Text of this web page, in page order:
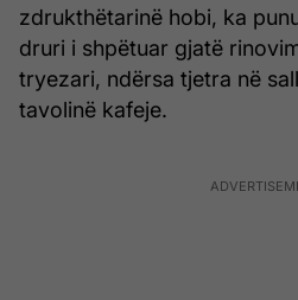
zdrukthëtarinë hobi, ka
druri i shpëtuar gjatë
tryezari, ndërsa tjetra në
tavolinë kafeje.